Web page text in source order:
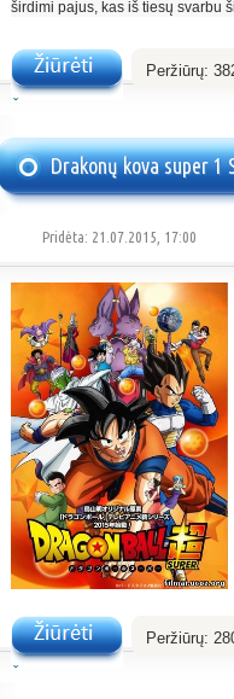
širdimi pajus, kas iš tiesų svarbu
Peržiūrų:
Drakonų kova super 1
Pridėta: 21.07.2015, 17:00
Peržiūrų: